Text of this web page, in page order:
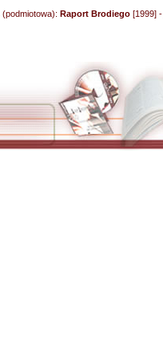
Raport Brodiego [1999] -